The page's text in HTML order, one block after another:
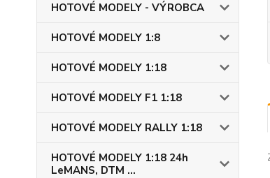
HOTOVÉ MODELY - VÝROBCA
HOTOVÉ MODELY 1:8
HOTOVÉ MODELY 1:18
HOTOVÉ MODELY F1 1:18
HOTOVÉ MODELY RALLY 1:18
HOTOVÉ MODELY 1:18 24h
LeMANS, DTM ...